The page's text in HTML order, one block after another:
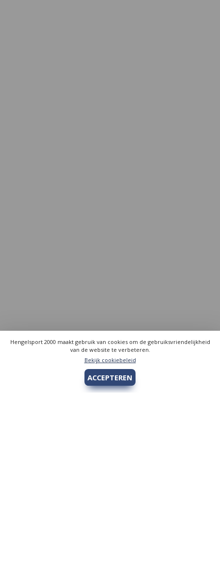
Hengelsport 2000 maakt gebruik van cookies om de gebruiksvriendelijkheid
van de website te verbeteren.
Bekijk cookiebeleid
ACCEPTEREN